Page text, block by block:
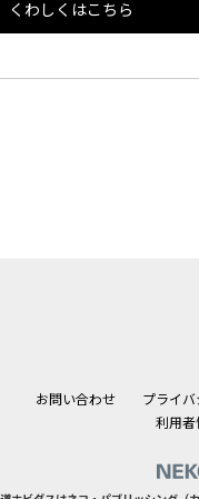
くわしくはこちら
お問い合わせ プライ
利用者